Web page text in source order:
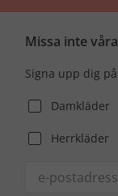
Missa inte
Signa upp dig
Damkläder
Herrkläder